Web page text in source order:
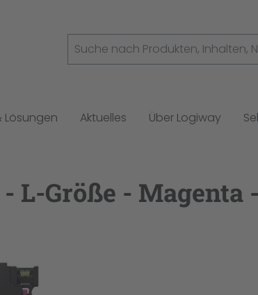
Lösungen Aktuelles Über Logiway
- L-Größe -